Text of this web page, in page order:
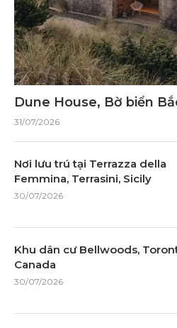
Dune House, Bờ biển
31/07/2026
Nơi lưu trú tại Terrazza della
Femmina, Terrasini, Sicily
30/07/2026
Khu dân cư Bellwoods,
Canada
30/07/2026